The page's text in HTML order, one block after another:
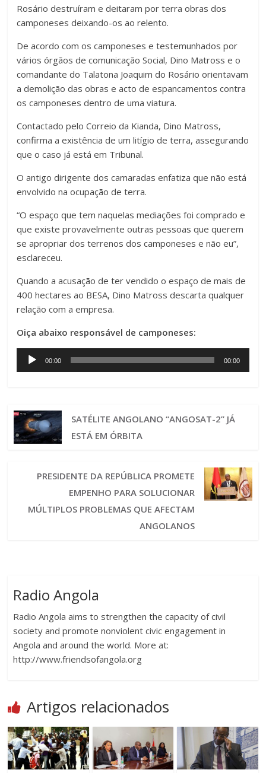
Rosário destruíram e deitaram por terra obras dos
camponeses deixando-os ao relento.
De acordo com os camponeses e testemunhados por
vários órgãos de comunicação Social, Dino Matross e o
comandante do Talatona Joaquim do Rosário orientavam
a demolição das obras e acto de espancamentos contra
os camponeses dentro de uma viatura.
Contactado pelo Correio da Kianda, Dino Matross,
confirma a existência de um litígio de terra, assegurando
que o caso já está em Tribunal.
O antigo dirigente dos camaradas enfatiza que não está
envolvido na ocupação de terra.
“O espaço que tem naquelas mediações foi comprado e
que existe provavelmente outras pessoas que querem
se apropriar dos terrenos dos camponeses e não eu”,
esclareceu.
Quando a acusação de ter vendido o espaço de mais de
400 hectares ao BESA, Dino Matross descarta qualquer
relação com a empresa.
Oiça abaixo responsável de camponeses:
Audio
Player
00:00 00:00
SATÉLITE ANGOLANO “ANGOSAT-2” JÁ
ESTÁ EM ÓRBITA
PRESIDENTE DA REPÚBLICA PROMETE
EMPENHO PARA SOLUCIONAR
MÚLTIPLOS PROBLEMAS QUE AFECTAM
ANGOLANOS
Radio Angola
Radio Angola aims to strengthen the capacity of civil
society and promote nonviolent civic engagement in
Angola and around the world. More at:
http://www.friendsofangola.org
Artigos relacionados